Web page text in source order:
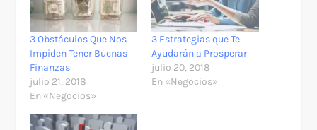
3 Obstáculos Que Nos
Impiden Tener Buenas
Finanzas
julio 21, 2018
En «Negocios»
3 Estrategias que Te
Ayudarán a Prosperar
julio 20, 2018
En «Negocios»